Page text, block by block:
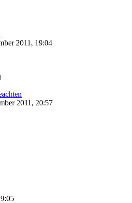
2011, 19:04
2011, 20:57